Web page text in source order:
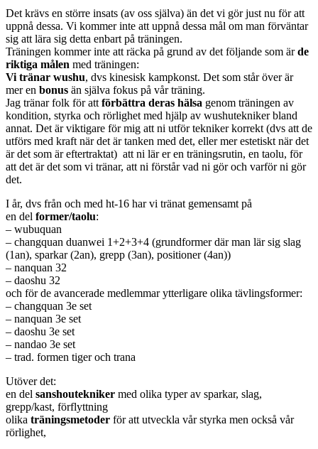
Det krävs en större insats (av oss själva) än det vi gör just nu för att
uppnå dessa. Vi kommer inte att uppnå dessa mål om man förväntar
sig att lära sig detta enbart på träningen.
Träningen kommer inte att räcka på grund av det följande som ärde
riktiga målen med träningen:
Vi tränar wushu, dvs kinesisk kampkonst. Det som står över är
mer en bonus än själva fokus på vår träning.
Jag tränar folk för att förbättra deras hälsa genom träningen av
kondition, styrka och rörlighet med hjälp av wushutekniker bland
annat. Det är viktigare för mig att ni utför tekniker korrekt (dvs att de
utförs med kraft när det är tanken med det, eller mer estetiskt när det
är det som är eftertraktat) att ni lär er en träningsrutin, en taolu, för
att det är det som vi tränar, att ni förstår vad ni gör och varför ni gör
det.
I år, dvs från och med ht-16 har vi tränat gemensamt på
en del former/taolu:
– wubuquan
– changquan duanwei 1+2+3+4 (grundformer där man lär sig slag
(1an), sparkar (2an), grepp (3an), positioner (4an))
– nanquan 32
– daoshu 32
och för de avancerade medlemmar ytterligare olika tävlingsformer:
– changquan 3e set
– nanquan 3e set
– daoshu 3e set
– nandao 3e set
– trad. formen tiger och trana
Utöver det:
en del sanshoutekniker med olika typer av sparkar, slag,
grepp/kast, förflyttning
olika träningsmetoder för att utveckla vår styrka men också vår
rörlighet,